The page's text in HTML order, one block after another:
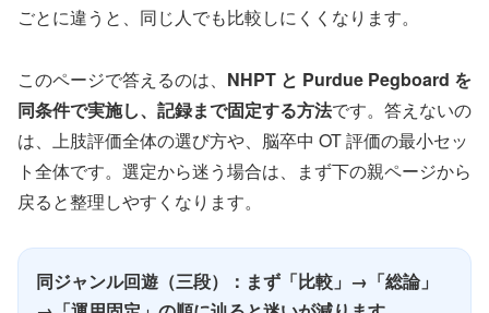
ごとに違うと、同じ人でも比較しにくくなります。
このページで答えるのは、 NHPT と Purdue Pegboard を
同条件で実施し、記録まで固定する方法です。答えないの
は、上肢評価全体の選び方や、脳卒中 OT 評価の最小セッ
ト全体です。選定から迷う場合は、まず下の親ページから
戻ると整理しやすくなります。
同ジャンル回遊（三段）：まず「比較」→「総論」